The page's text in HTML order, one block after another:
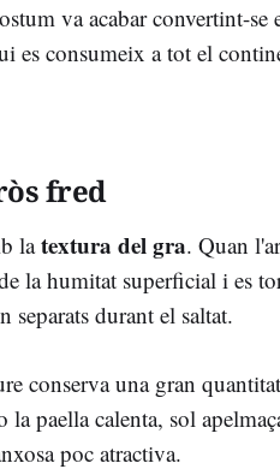
va acabar convertint-se
es consumeix a tot el
fred
latextura del gra. Quan
la humitat superficial i es
separats durant el saltat.
conserva una gran
la paella calenta, sol
poc atractiva.